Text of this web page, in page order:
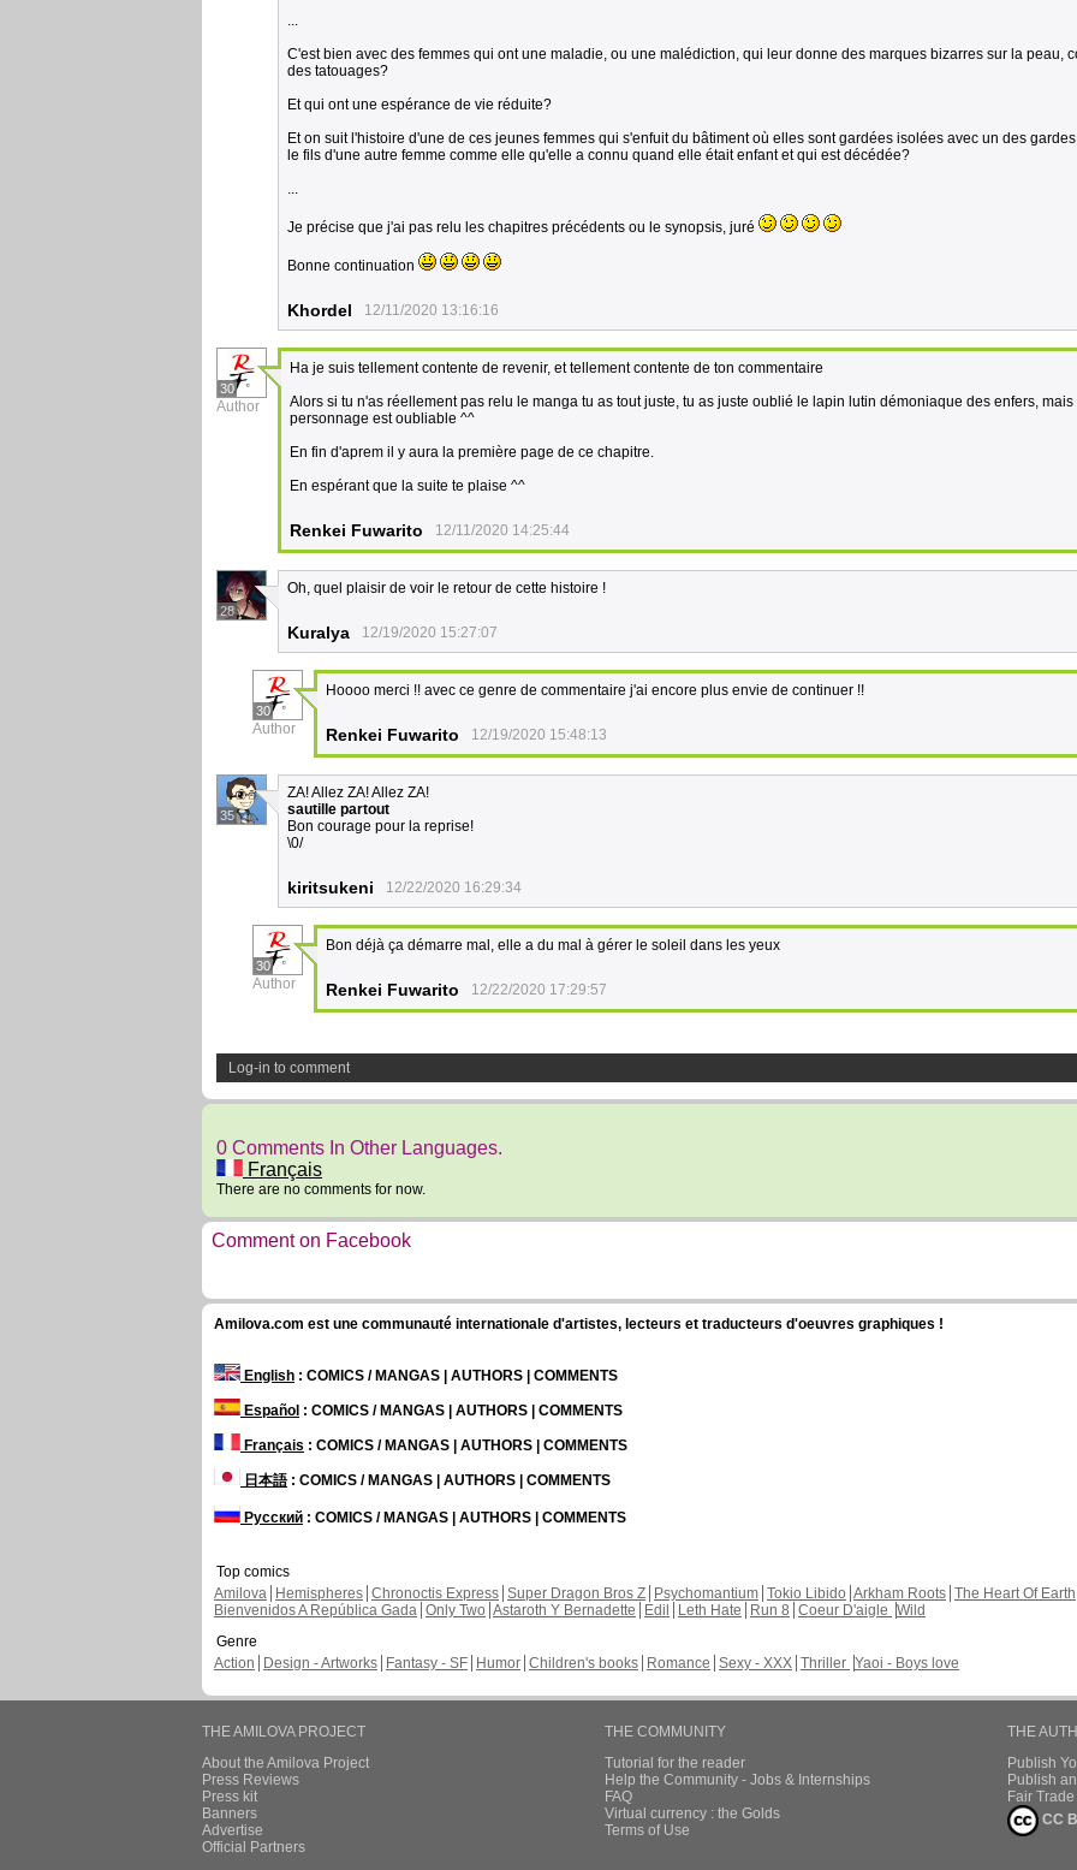
...
C'est bien avec des femmes qui ont une maladie, ou une malédiction, qui leur donne des marques bizarres sur la peau,
des tatouages?
Et qui ont une espérance de vie réduite?
Et on suit l'histoire d'une de ces jeunes femmes qui s'enfuit du bâtiment où elles sont gardées isolées avec un des
le fils d'une autre femme comme elle qu'elle a connu quand elle était enfant et qui est décédée?
...
Je précise que j'ai pas relu les chapitres précédents ou le synopsis, juré
Bonne continuation
Khordel 12/11/2020 13:16:16
30
Author
Ha je suis tellement contente de revenir, et tellement contente de ton commentaire
Alors si tu n'as réellement pas relu le manga tu as tout juste, tu as juste oublié le lapin lutin démoniaque des enfers, mais
personnage est oubliable ^^
En fin d'aprem il y aura la première page de ce chapitre.
En espérant que la suite te plaise ^^
Renkei Fuwarito 12/11/2020 14:25:44
28
Oh, quel plaisir de voir le retour de cette histoire !
Kuralya 12/19/2020 15:27:07
30
Author
Hoooo merci !! avec ce genre de commentaire j'ai encore plus envie de continuer !!
Renkei Fuwarito 12/19/2020 15:48:13
35
ZA! Allez ZA! Allez ZA!
sautille partout
Bon courage pour la reprise!
\0/
kiritsukeni 12/22/2020 16:29:34
30
Author
Bon déjà ça démarre mal, elle a du mal à gérer le soleil dans les yeux
Renkei Fuwarito 12/22/2020 17:29:57
Log-in to comment
0 Comments In Other Languages.
Français
There are no comments for now.
Comment on Facebook
Amilova.com est une communauté internationale d'artistes, lecteurs et traducteurs d'oeuvres graphiques !
English : COMICS / MANGAS | AUTHORS | COMMENTS
Español : COMICS / MANGAS | AUTHORS | COMMENTS
Français : COMICS / MANGAS | AUTHORS | COMMENTS
日本語: COMICS / MANGAS | AUTHORS | COMMENTS
Русский : COMICS / MANGAS | AUTHORS | COMMENTS
Top comics
Amilova
Hemispheres Chronoctis Express Super Dragon Bros Z Psychomantium Tokio Libido Arkham Roots The Heart Of Earth
Bienvenidos A República Gada Only Two Astaroth Y Bernadette Edil Leth Hate Run 8 Coeur D'aigle Wild
Genre
Action
Design - Artworks Fantasy - SF Humor Children's books Romance Sexy - XXX Thriller Yaoi - Boys love
THE AMILOVA PROJECT
About the Amilova Project
Press Reviews
Press kit
Banners
Advertise
Official Partners
THE COMMUNITY
Tutorial for the reader
Help the Community - Jobs & Internships
FAQ
Virtual currency : the Golds
Terms of Use
THE
Publish
Publish
Fair
CC